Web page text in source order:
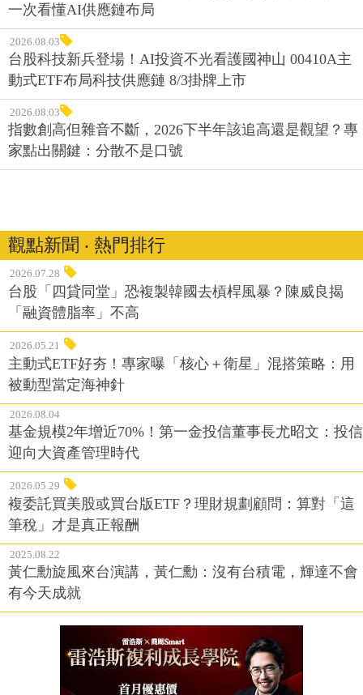
一次看懂AI供應鏈布局
2026.08.03
台股科技新兵登場！AI投資不光看護國神山 00410A主
動式ETF布局科技供應鏈 8/3掛牌上市
2026.08.03
指數創高但雜音不斷，2026下半年該追高還是觀望？專
家點出關鍵：分散不是口號
觀點新聞 ‧ 熱門排行
2026.07.28
台股「四貸同堂」恐複製韓國去槓桿風暴？陳威良揭
「融資體脂率」不高
2026.05.21
主動式ETF好夯！專家曝「核心＋衛星」混搭策略：用
被動型當定海神針
2026.08.04
基金規模2年增近70%！第一金投信董事長尤昭文：投信
迎向大資產管理時代
2026.05.29
複委託買美股或買台版ETF？理財規劃顧問：算對「這
筆稅」才是真正報酬
2025.08.22
黃仁勳旋風來台演講，黃仁勳：沒有台積電，輝達不會
有今天成就